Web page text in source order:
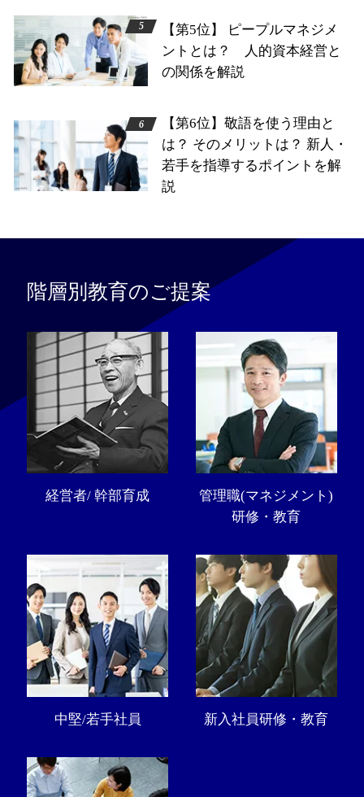
【第5位】 ピープルマネジメ
ントとは？ 人的資本経営と
の関係を解説
【第6位】敬語を使う理由と
は？ そのメリットは？ 新人・
若手を指導するポイントを解
説
階層別教育のご提案
経営者/ 幹部育成
管理職(マネジメント)
研修・教育
中堅/若手社員 新入社員研修・教育